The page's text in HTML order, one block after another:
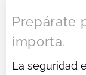
Prepárate
importa.
La seguridad